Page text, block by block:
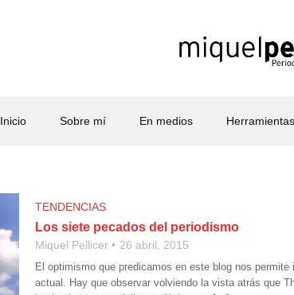
Inicio Sobre mí En medios Herramientas
TENDENCIAS
Los siete pecados del periodismo
Miquel Pellicer 26 abril, 2015
El optimismo que predicamos en este blog nos
actual. Hay que observar volviendo la vista atrás que